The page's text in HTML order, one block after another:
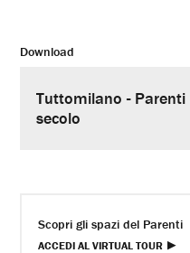
Download
Tuttomilano - Parenti
secolo
Scopri gli spazi del Parenti
ACCEDI AL VIRTUAL TOUR